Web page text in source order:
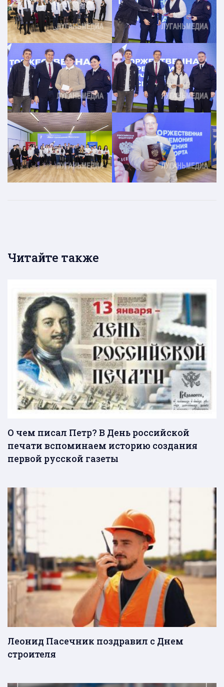
Читайте также
О чем писал Петр? В День российской
печати вспоминаем историю создания
первой русской газеты
Леонид Пасечник поздравил с Днем
строителя